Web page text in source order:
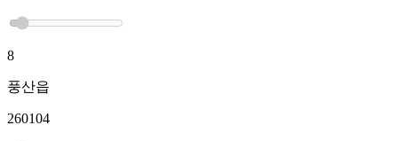
8
풍산읍
260104